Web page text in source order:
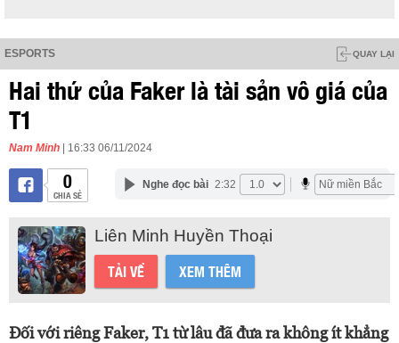
ESPORTS QUAY LẠI
Hai thứ của Faker là tài sản vô giá của
T1
Nam Minh | 16:33 06/11/2024
0
CHIA SẺ
Nghe đọc bài 2:32
Liên Minh Huyền Thoại
TẢI VỀ XEM THÊM
Đối với riêng Faker, T1 từ lâu đã đưa ra không ít khẳng